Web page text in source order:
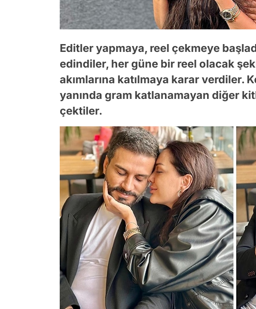
Editler yapmaya, reel çekmeye
edindiler, her güne bir reel olacak
akımlarına katılmaya karar verdiler.
yanında gram katlanamayan diğer
çektiler.